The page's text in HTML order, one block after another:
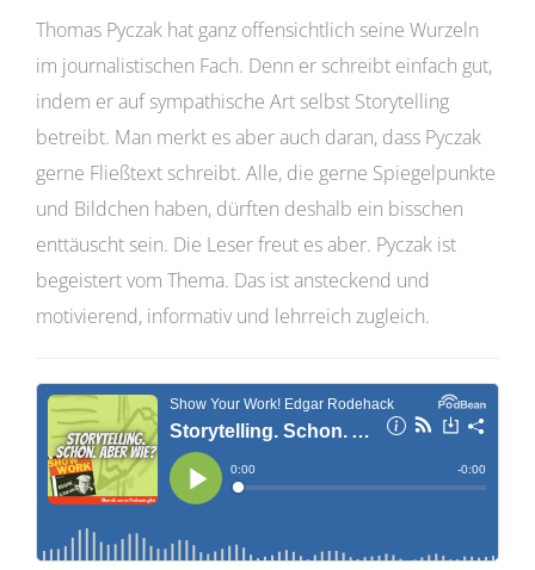
Thomas Pyczak hat ganz offensichtlich seine Wurzeln
im journalistischen Fach. Denn er schreibt einfach gut,
indem er auf sympathische Art selbst Storytelling
betreibt. Man merkt es aber auch daran, dass Pyczak
gerne Fließtext schreibt. Alle, die gerne Spiegelpunkte
und Bildchen haben, dürften deshalb ein bisschen
enttäuscht sein. Die Leser freut es aber. Pyczak ist
begeistert vom Thema. Das ist ansteckend und
motivierend, informativ und lehrreich zugleich.